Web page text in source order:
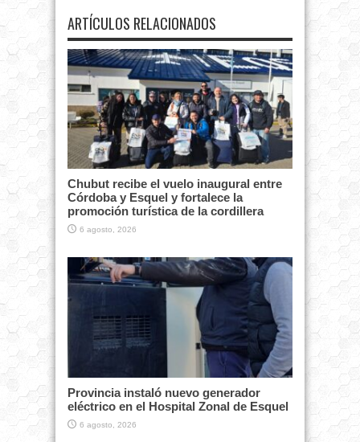
ARTÍCULOS RELACIONADOS
Chubut recibe el vuelo inaugural entre
Córdoba y Esquel y fortalece la
promoción turística de la cordillera
6 agosto, 2026
Provincia instaló nuevo generador
eléctrico en el Hospital Zonal de Esquel
6 agosto, 2026